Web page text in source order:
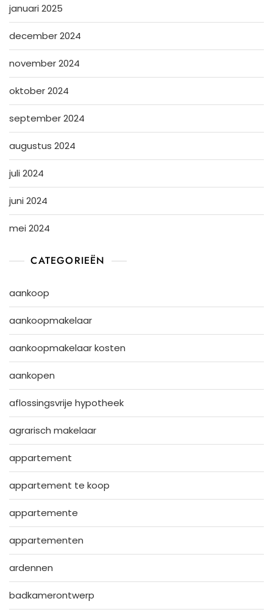
januari 2025
december 2024
november 2024
oktober 2024
september 2024
augustus 2024
juli 2024
juni 2024
mei 2024
CATEGORIEËN
aankoop
aankoopmakelaar
aankoopmakelaar kosten
aankopen
aflossingsvrije hypotheek
agrarisch makelaar
appartement
appartement te koop
appartemente
appartementen
ardennen
badkamerontwerp